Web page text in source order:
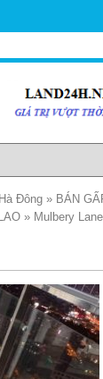
Đông » BÁN
» Mulbery Lane